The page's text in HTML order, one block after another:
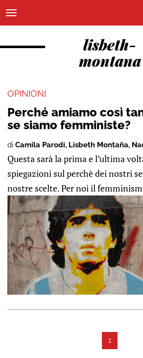
lisbeth-
montana
OPINIONI
Perché amiamo così
se siamo femministe?
di Camila Parodi, Lisbeth Montaña,
Questa sarà la prima e l’ultima
spiegazioni sul perchè dei nostri
nostre scelte. Per noi il
1